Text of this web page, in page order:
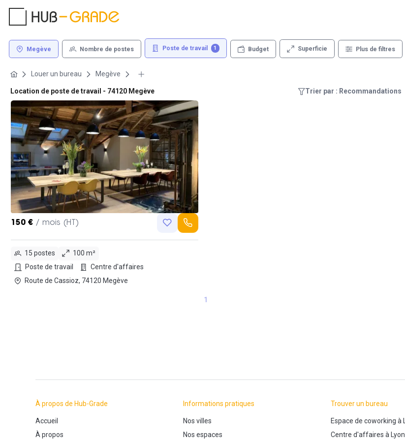
Megève Nombre de postes Poste de travail 1 Budget Superficie Plus de filtres
Louer un bureau Megève
Location de poste de travail - 74120 Megève Trier par : Recommandations
150 € / mois (HT)
15 postes
100 m²
Poste de travail
Centre d'affaires
Route de Cassioz, 74120 Megève
1
À propos de Hub-Grade
Accueil
À propos
Informations pratiques
Nos villes
Nos espaces
Trouver un bureau
Espace de coworking à
Centre d'affaires à Lyon